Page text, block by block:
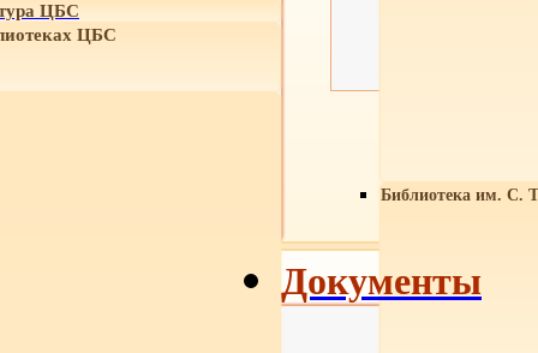
ЦБС
ЦБС
Библиотека им. С.
Документы